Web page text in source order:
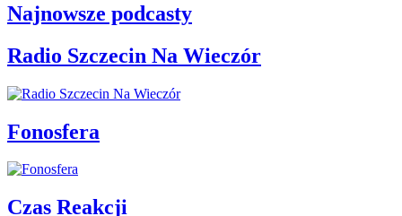
Najnowsze podcasty
Radio Szczecin Na Wieczór
Fonosfera
Czas Reakcji